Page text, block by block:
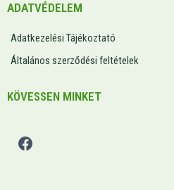
ADATVÉDELEM
Adatkezelési Tájékoztató
Általános szerződési feltételek
KÖVESSEN MINKET